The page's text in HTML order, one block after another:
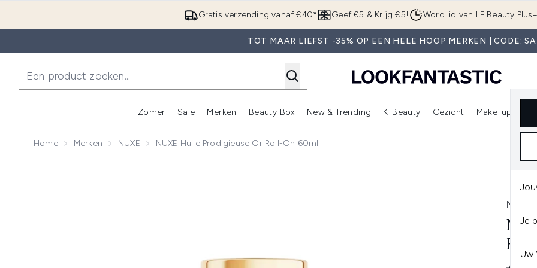
Overslaan naar de hoofdinhoud
Gratis verzending vanaf €40* Geef €5 & Krijg €5! Word lid van LF Beauty Plus+
TOT MAAR LIEFST -35% OP EEN HELE HOOP MERKEN | CODE:
Je
Uw
Zomer
Enter submenu (Zomer)
Sale
Enter submenu (Sale)
Merken
Enter submenu (Merken)
Beauty Box
Enter submenu (Beauty Box)
New & Trending
Enter submenu (New & Trending)
K-Beauty
Enter submenu (K-Beauty)
Gezicht Make-up
Home Merken NUXE NUXE Huile Prodigieuse Or Roll-On 60ml
NUXE